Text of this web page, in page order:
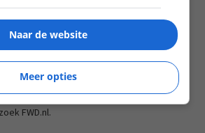
ADVERTENTIE
FWD.NL
nieuwste artikelen van ons
FWD.nl.
Naar de website
Meer opties